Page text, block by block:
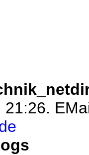
21:26.